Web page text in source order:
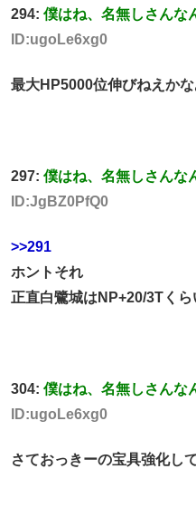
294: 僕はね、名無しさんな
ID:ugoLe6xg0
最大HP5000位伸びねえか
297: 僕はね、名無しさんな
ID:JgBZ0PfQ0
>>291
ホントそれ
正直白鷺城はNP+20/3Tく
304: 僕はね、名無しさんな
ID:ugoLe6xg0
さておっきーの宝具強化し